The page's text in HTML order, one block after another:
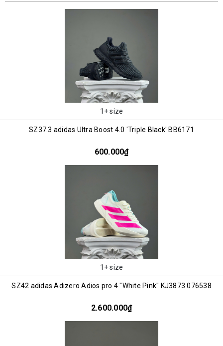
1+ size
SZ37.3 adidas Ultra Boost 4.0 'Triple Black' BB6171
600.000₫
1+ size
SZ42 adidas Adizero Adios pro 4 "White Pink" KJ3873 076538
2.600.000₫